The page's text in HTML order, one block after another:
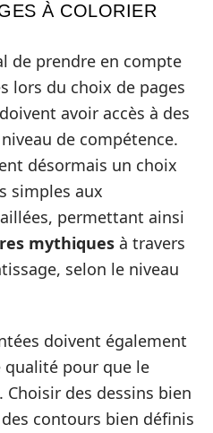
À COLORIER
de prendre en compte
lors du choix de pages
avoir accès à des
de compétence.
désormais un choix
simples aux
permettant ainsi
mythiques à travers
selon le niveau
doivent également
qualité pour que le
des dessins bien
contours bien définis